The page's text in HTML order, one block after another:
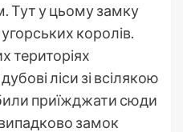
Тут у цьому замку
королів.
територіях
ліси зі всілякою
приїжджати сюди
замок